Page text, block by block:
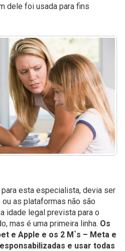
dele foi usada para fins
esta especialista, devia ser
as plataformas não são
idade legal prevista para o
mas é uma primeira linha. Os
e Apple e os 2 M`s – Meta e
e usar todas